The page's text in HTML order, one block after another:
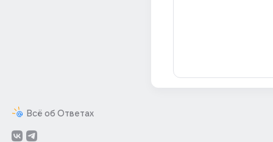
Всё об Ответах